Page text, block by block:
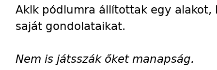
Akik pódiumra állítottak egy alakot,
saját gondolataikat.
Nem is játsszák őket manapság.